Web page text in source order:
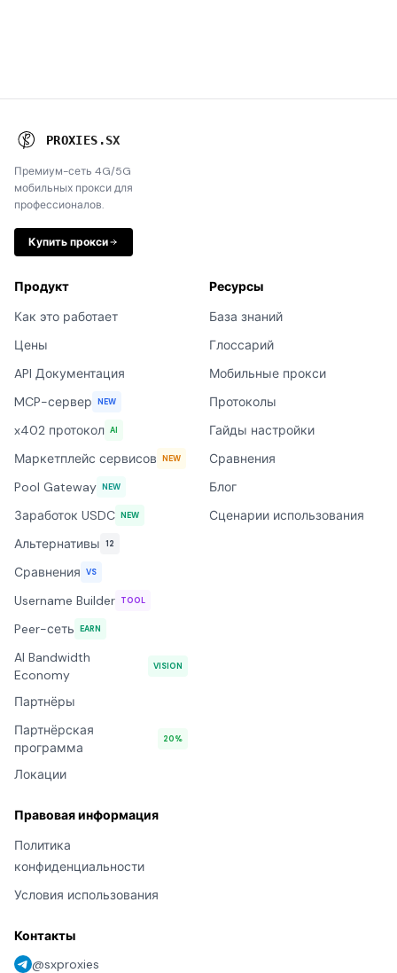
PROXIES .SX
Премиум-сеть 4G/5G
мобильных прокси для
профессионалов.
Купить прокси
Продукт
Как это работает
Цены
API Документация
MCP-сервер NEW
x402 протокол AI
Маркетплейс сервисов NEW
Pool Gateway NEW
Заработок USDC NEW
Альтернативы 12
Сравнения VS
Username Builder TOOL
Peer-сеть EARN
AI Bandwidth
Economy
VISION
Партнёры
Партнёрская
программа
20%
Локации
Ресурсы
База знаний
Глоссарий
Мобильные прокси
Протоколы
Гайды настройки
Сравнения
Блог
Сценарии использования
Правовая информация
Политика
конфиденциальности
Условия использования
Контакты
@sxproxies